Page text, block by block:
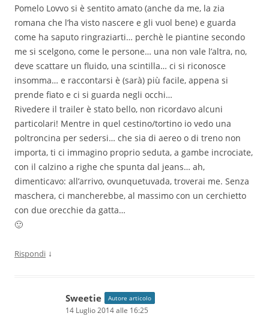
Pomelo Lovvo si è sentito amato (anche da me, la zia
romana che l’ha visto nascere e gli vuol bene) e guarda
come ha saputo ringraziarti… perchè le piantine secondo
me si scelgono, come le persone… una non vale l’altra, no,
deve scattare un fluido, una scintilla… ci si riconosce
insomma… e raccontarsi è (sarà) più facile, appena si
prende fiato e ci si guarda negli occhi…
Rivedere il trailer è stato bello, non ricordavo alcuni
particolari! Mentre in quel cestino/tortino io vedo una
poltroncina per sedersi… che sia di aereo o di treno non
importa, ti ci immagino proprio seduta, a gambe incrociate,
con il calzino a righe che spunta dal jeans… ah,
dimenticavo: all’arrivo, ovunquetuvada, troverai me. Senza
maschera, ci mancherebbe, al massimo con un cerchietto
con due orecchie da gatta…
🙂
Rispondi ↓
Sweetie Autore articolo
14 Luglio 2014 alle 16:25